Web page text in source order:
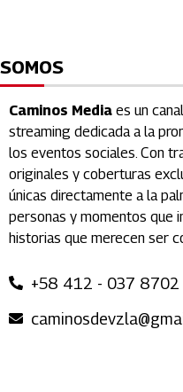
SOMOS
Caminos Media es un
streaming dedicada a la
los eventos sociales. Con
originales y coberturas
únicas directamente a la
personas y momentos que
historias que merecen ser
+58 412 - 037 8702